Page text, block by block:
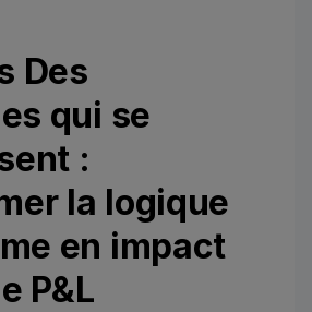
Des
qui se
:
la logique
en impact
P&L